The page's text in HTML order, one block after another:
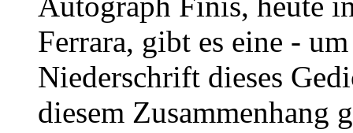
Ferrara, gibt es eine -
Niederschrift dieses
diesem Zusammenhang